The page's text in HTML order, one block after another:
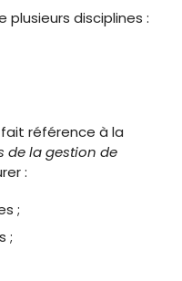
plusieurs disciplines :
fait référence à la
de la gestion de
:
;
;